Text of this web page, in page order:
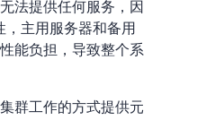
法提供任何服务，因
主用服务器和备用
能负担，导致整个系
群工作的方式提供元